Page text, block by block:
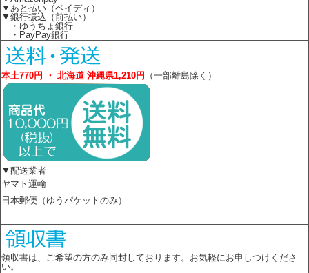
▼あと払い（ペイディ）
▼銀行振込（前払い）
・ゆうちょ銀行
・PayPay銀行
本土770円 ・ 北海道 沖縄県1,210円 （一部離島除く）
▼配送業者
ヤマト運輸
日本郵便（ゆうパケットのみ）
領収書は、ご希望の方のみ同封しております。お気軽にお申しつけくださ
い。